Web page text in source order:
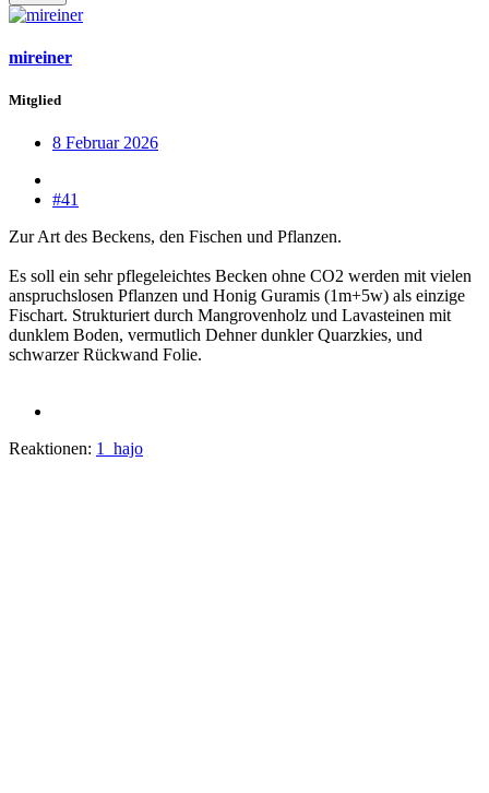
mireiner
Mitglied
8 Februar 2026
#41
Zur Art des Beckens, den Fischen und Pflanzen.
Es soll ein sehr pflegeleichtes Becken ohne CO2 werden mit vielen
anspruchslosen Pflanzen und Honig Guramis (1m+5w) als einzige
Fischart. Strukturiert durch Mangrovenholz und Lavasteinen mit
dunklem Boden, vermutlich Dehner dunkler Quarzkies, und
schwarzer Rückwand Folie.
Reaktionen: 1_hajo